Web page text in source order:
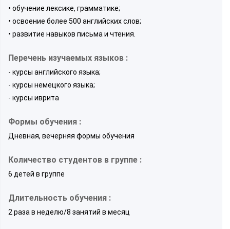
• обучение лексике, грамматике;
• освоение более 500 английских слов;
• развитие навыков письма и чтения.
Перечень изучаемых языков :
- курсы английского языка;
- курсы немецкого языка;
- курсы иврита
Формы обучения :
Дневная, вечерняя формы обучения
Количество студентов в группе :
6 детей в группе
Длительность обучения :
2 раза в неделю/8 занятий в месяц